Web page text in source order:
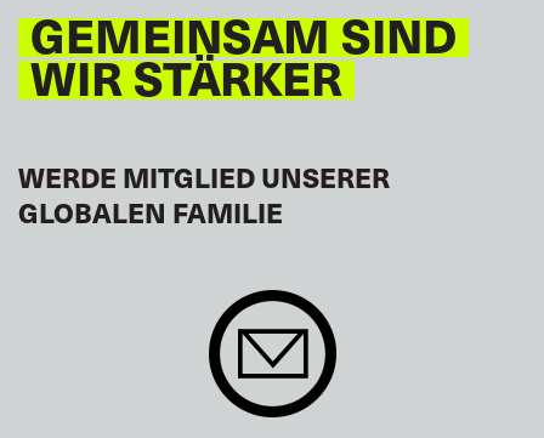
GEMEINSAM SIND
WIR STÄRKER
WERDE MITGLIED UNSERER
GLOBALEN FAMILIE